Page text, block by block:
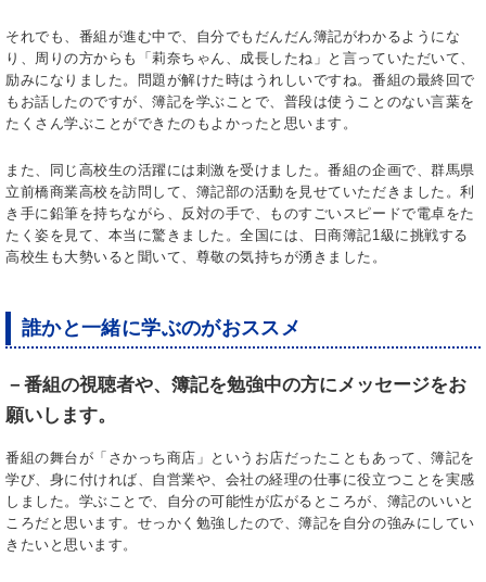
それでも、番組が進む中で、自分でもだんだん簿記がわかるようにな
り、周りの方からも「莉奈ちゃん、成長したね」と言っていただいて、
励みになりました。問題が解けた時はうれしいですね。番組の最終回で
もお話したのですが、簿記を学ぶことで、普段は使うことのない言葉を
たくさん学ぶことができたのもよかったと思います。
また、同じ高校生の活躍には刺激を受けました。番組の企画で、群馬県
立前橋商業高校を訪問して、簿記部の活動を見せていただきました。利
き手に鉛筆を持ちながら、反対の手で、ものすごいスピードで電卓をた
たく姿を見て、本当に驚きました。全国には、日商簿記1級に挑戦する
高校生も大勢いると聞いて、尊敬の気持ちが湧きました。
誰かと一緒に学ぶのがおススメ
－番組の視聴者や、簿記を勉強中の方にメッセージをお
願いします。
番組の舞台が「さかっち商店」というお店だったこともあって、簿記を
学び、身に付ければ、自営業や、会社の経理の仕事に役立つことを実感
しました。学ぶことで、自分の可能性が広がるところが、簿記のいいと
ころだと思います。せっかく勉強したので、簿記を自分の強みにしてい
きたいと思います。